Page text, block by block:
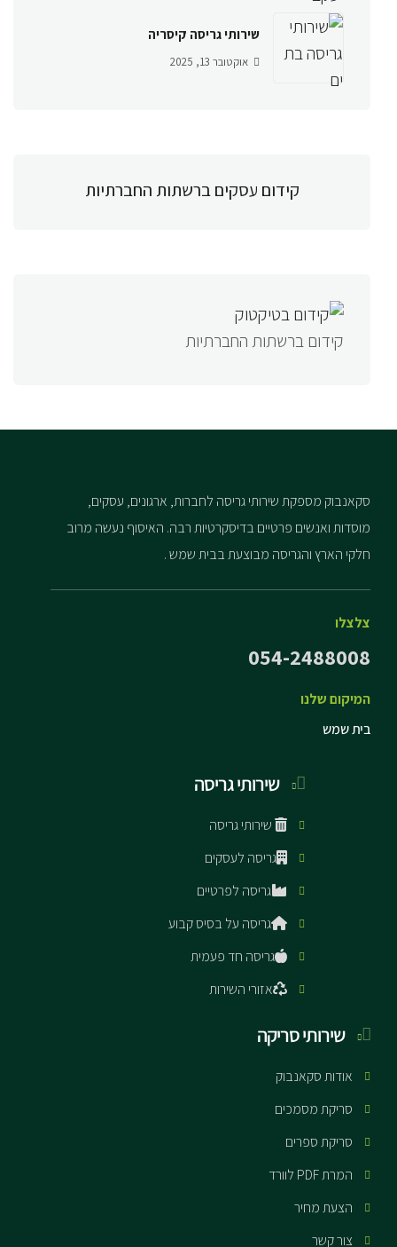
שירותי גריסה קיסריה
אוקטובר 13, 2025
קידום עסקים ברשתות החברתיות
קידום ברשתות החברתיות
סקאנבוק מספקת שירותי גריסה לחברות, ארגונים, עסקים,
מוסדות ואנשים פרטיים בדיסקרטיות רבה. האיסוף נעשה מרוב
חלקי הארץ והגריסה מבוצעת בבית שמש .
צלצלו
054-2488008
המיקום שלנו
בית שמש
שירותי גריסה
שירותי גריסה
גריסה לעסקים
גריסה לפרטיים
גריסה על בסיס קבוע
גריסה חד פעמית
אזורי השירות
שירותי סריקה
אודות סקאנבוק
סריקת מסמכים
סריקת ספרים
המרת PDF לוורד
הצעת מחיר
צור קשר